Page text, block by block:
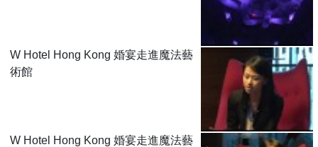
W Hotel Hong Kong 婚宴走進魔法藝
術館
W Hotel Hong Kong 婚宴走進魔法藝